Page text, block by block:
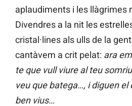
aplaudiments i les llàgrimes
Divendres a la nit les
cristal·lines als ulls de la gent
cantàvem a crit pelat: ara
te que vull viure al teu
veu que batega…, i diguen
ben vius…